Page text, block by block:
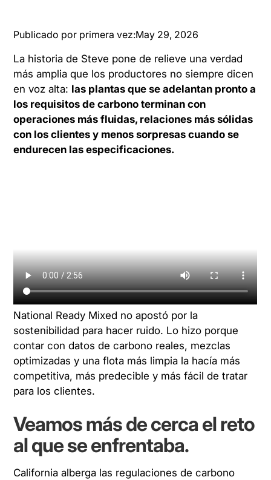
Publicado por primera vez:May 29, 2026
La historia de Steve pone de relieve una verdad
más amplia que los productores no siempre dicen
en voz alta: las plantas que se adelantan pronto a
los requisitos de carbono terminan con
operaciones más fluidas, relaciones más sólidas
con los clientes y menos sorpresas cuando se
endurecen las especificaciones.
National Ready Mixed no apostó por la
sostenibilidad para hacer ruido. Lo hizo porque
contar con datos de carbono reales, mezclas
optimizadas y una flota más limpia la hacía más
competitiva, más predecible y más fácil de tratar
para los clientes.
Veamos más de cerca el reto
al que se enfrentaba.
California alberga las regulaciones de carbono